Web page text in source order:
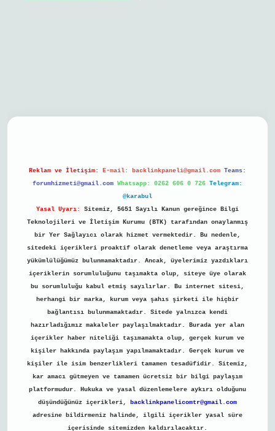
Reklam ve İletişim: E-mail: backlinkpaneli@gmail.com Teams:
forumhizmeti@gmail.com Whatsapp: 0262 606 0 726 Telegram:
@karabul
Yasal Uyarı:
Sitemiz, 5651 Sayılı Kanun gereğince Bilgi
Teknolojileri ve İletişim Kurumu (BTK) tarafından onaylanmış
bir Yer Sağlayıcı olarak hizmet vermektedir. Bu nedenle,
sitedeki içerikleri proaktif olarak denetleme veya araştırma
yükümlülüğümüz bulunmamaktadır. Ancak, üyelerimiz yazdıkları
içeriklerin sorumluluğunu taşımakta olup, siteye üye olarak
bu sorumluluğu kabul etmiş sayılırlar. Bu internet sitesi,
herhangi bir marka, kurum veya şahıs şirketi ile hiçbir
bağlantısı bulunmamaktadır. Sitede yalnızca kendi
hazırladığımız makaleler paylaşılmaktadır. Burada yer alan
içerikler haber niteliği taşımamakta olup, gerçek kurum ve
kişiler hakkında paylaşım yapılmamaktadır. Gerçek kurum ve
kişiler ile isim benzerlikleri tamamen tesadüfidir. Sitemiz,
kar amacı gütmeyen ve tamamen ücretsiz bir bilgi paylaşım
platformudur. Hukuka ve yasal düzenlemelere aykırı olduğunu
düşündüğünüz içerikleri,
backlinkpanelicomtr@gmail.com
adresine bildirmeniz halinde, ilgili içerikler yasal süre
içerisinde sitemizden kaldırılacaktır.